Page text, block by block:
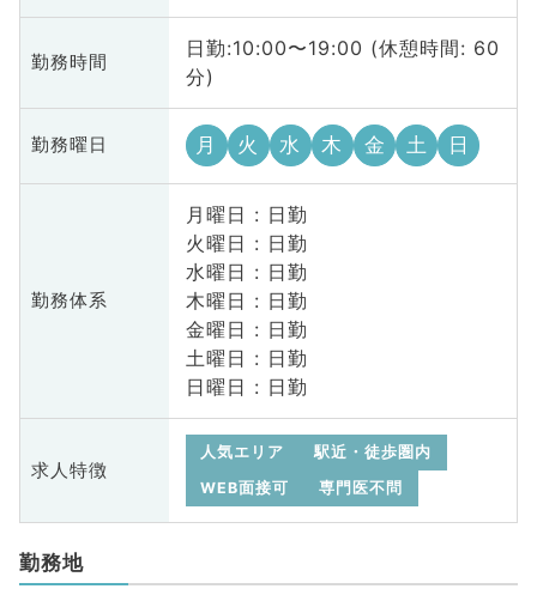
勤務時間
日勤:10:00〜19:00 (休憩時間: 60
分)
勤務曜日 月 火 水 木 金 土 日
勤務体系
月曜日 : 日勤
火曜日 : 日勤
水曜日 : 日勤
木曜日 : 日勤
金曜日 : 日勤
土曜日 : 日勤
日曜日 : 日勤
求人特徴
人気エリア
駅近・徒歩圏内
WEB面接可
専門医不問
勤務地